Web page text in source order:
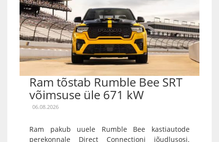
Ram tõstab Rumble Bee SRT
võimsuse üle 671 kW
06.08.2026
Ram pakub uuele Rumble Bee kastiautode
perekonnale Direct Connectioni jõudlusosi.